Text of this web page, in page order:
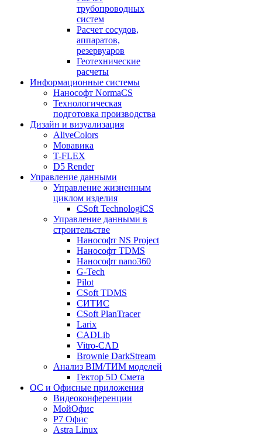
трубопроводных
систем
Расчет сосудов,
аппаратов,
резервуаров
Геотехнические
расчеты
Информационные системы
Нанософт NormaCS
Технологическая
подготовка производства
Дизайн и визуализация
AliveColors
Мовавика
T-FLEX
D5 Render
Управление данными
Управление жизненным
циклом изделия
CSoft TechnologiCS
Управление данными в
строительстве
Нанософт NS Project
Нанософт TDMS
Нанософт nano360
G-Tech
Pilot
CSoft TDMS
СИТИС
CSoft PlanTracer
Larix
CADLib
Vitro-CAD
Brownie DarkStream
Анализ BIM/ТИМ моделей
Гектор 5D Смета
ОС и Офисные приложения
Видеоконференции
МойОфис
P7 Офис
Astra Linux